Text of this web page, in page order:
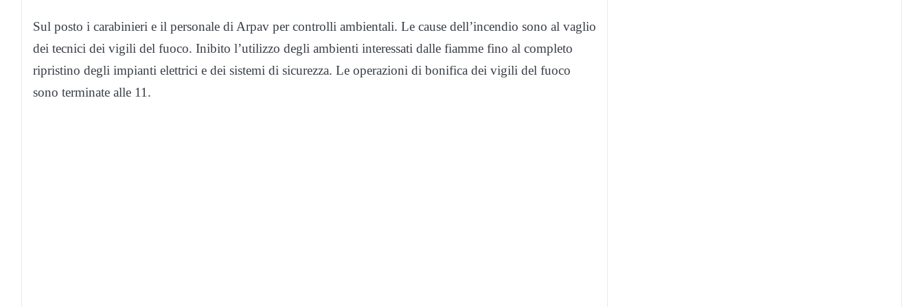
Sul posto i carabinieri e il personale di Arpav per controlli ambientali. Le cause dell’incendio sono al vaglio
dei tecnici dei vigili del fuoco. Inibito l’utilizzo degli ambienti interessati dalle fiamme fino al completo
ripristino degli impianti elettrici e dei sistemi di sicurezza. Le operazioni di bonifica dei vigili del fuoco
sono terminate alle 11.